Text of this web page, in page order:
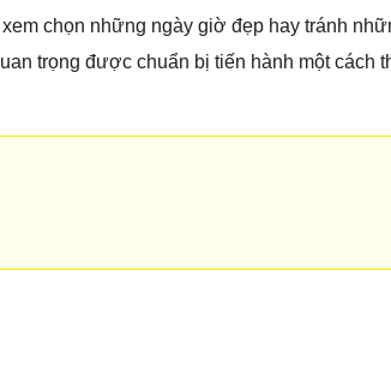
chọn những ngày giờ đẹp hay tránh
trọng được chuẩn bị tiến hành một cách